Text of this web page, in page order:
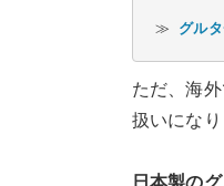
≫ グル
ただ、海
扱いになり